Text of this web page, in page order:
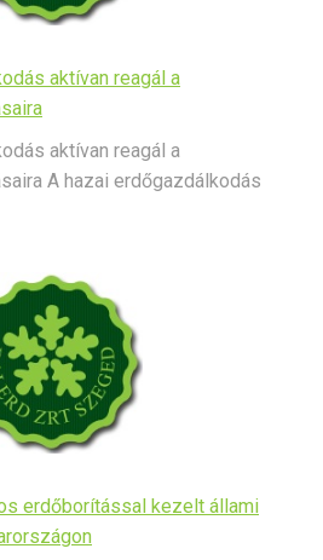
aktívan reagál a
aktívan reagál a
A hazai erdőgazdálkodás
erdőborítással kezelt állami